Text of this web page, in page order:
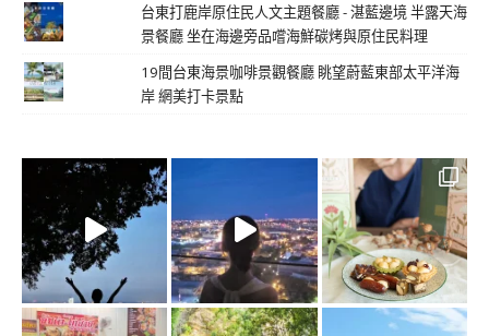
台東打鹿岸原住民人文主題餐廳 - 湛藍邊境 半露天海
景餐廳 坐在海邊旁品嚐海鮮碳烤與原住民料理
19間台東海景咖啡景觀餐廳 眺望蔚藍東部太平洋海
岸 網美打卡景點